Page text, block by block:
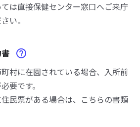
は直接保健センター窓口へご来庁
い。
村に在園されている場合、入所前
要です。
民票がある場合は、こちらの書類